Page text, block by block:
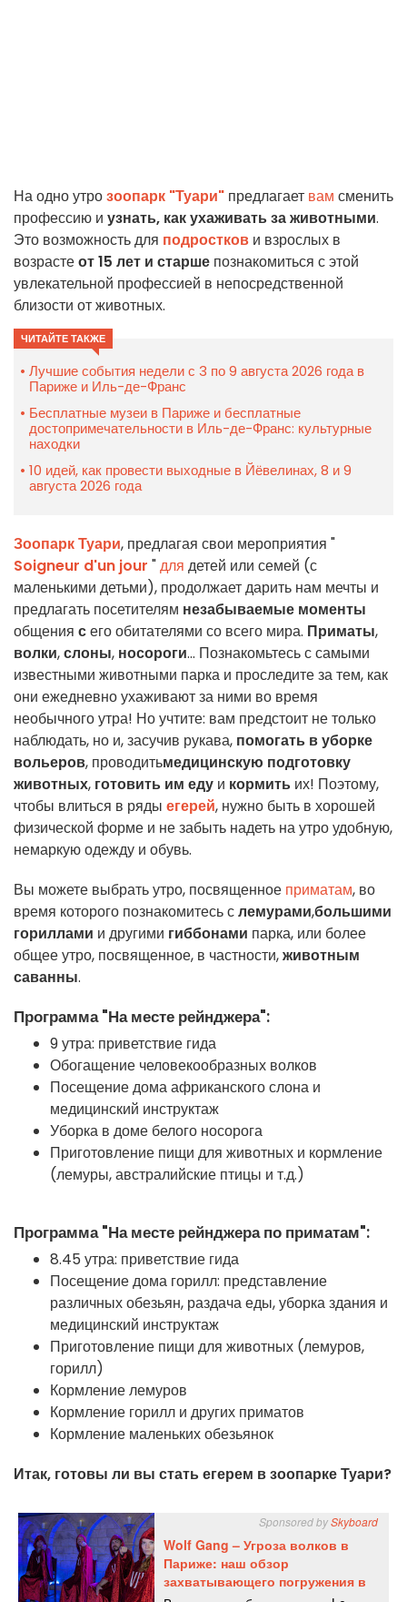
На одно утрозоопарк "Туари" предлагает вам сменить
профессию и узнать, как ухаживать за животными.
Это возможность для подростков и взрослых в
возрастеот 15 лет и старше познакомиться с этой
увлекательной профессией в непосредственной
близости от животных.
ЧИТАЙТЕ ТАКЖЕ
Лучшие события недели с 3 по 9 августа 2026 года в
Париже и Иль-де-Франс
Бесплатные музеи в Париже и бесплатные
достопримечательности в Иль-де-Франс: культурные
находки
10 идей, как провести выходные в Йёвелинах, 8 и 9
августа 2026 года
Зоопарк Туари, предлагая свои мероприятия "
Soigneur d'un jour "для детей или семей (с
маленькими детьми), продолжает дарить нам мечты и
предлагать посетителям незабываемые моменты
общения сего обитателями со всего мира. Приматы,
волки,слоны, носороги... Познакомьтесь с самыми
известными животными парка и проследите за тем, как
они ежедневно ухаживают за ними во время
необычного утра! Но учтите: вам предстоит не только
наблюдать, но и, засучив рукава, помогать в уборке
вольеров, проводитьмедицинскую подготовку
животных, готовить им еду и кормить их! Поэтому,
чтобы влиться в ряды егерей, нужно быть в хорошей
физической форме и не забыть надеть на утро удобную,
немаркую одежду и обувь.
Вы можете выбрать утро, посвященное приматам, во
время которого познакомитесь слемурами,большими
гориллами и другими гиббонами парка, или более
общее утро, посвященное, в частности,животным
саванны.
Программа "На месте рейнджера":
9 утра: приветствие гида
Обогащение человекообразных волков
Посещение дома африканского слона и
медицинский инструктаж
Уборка в доме белого носорога
Приготовление пищи для животных и кормление
(лемуры, австралийские птицы и т.д.)
Программа "На месте рейнджера по приматам":
8.45 утра: приветствие гида
Посещение дома горилл: представление
различных обезьян, раздача еды, уборка здания и
медицинский инструктаж
Приготовление пищи для животных (лемуров,
горилл)
Кормление лемуров
Кормление горилл и других приматов
Кормление маленьких обезьянок
Итак, готовы ли вы стать егерем в зоопарке Туари?